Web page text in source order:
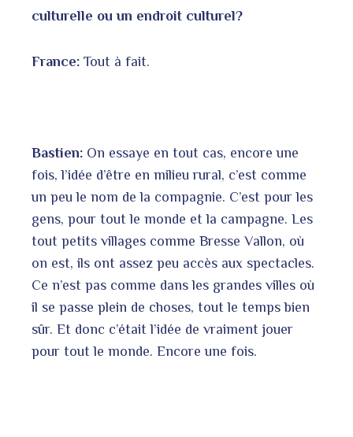
culturelle ou un endroit culturel?
France: Tout à fait.
Bastien: On essaye en tout cas, encore une
fois, l’idée d’être en milieu rural, c’est comme
un peu le nom de la compagnie. C’est pour les
gens, pour tout le monde et la campagne. Les
tout petits villages comme Bresse Vallon, où
on est, ils ont assez peu accès aux spectacles.
Ce n’est pas comme dans les grandes villes où
il se passe plein de choses, tout le temps bien
sûr. Et donc c’était l’idée de vraiment jouer
pour tout le monde. Encore une fois.